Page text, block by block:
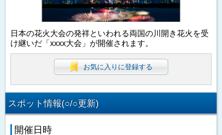
日本の花火大会の発祥といわれる両国の川開き花火を受
け継いだ「xxxx大会」が開催されます。
お気に入りに登録する
スポット情報(○/○更新)
開催日時